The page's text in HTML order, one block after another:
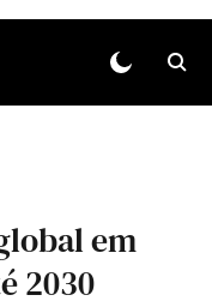
em
2030